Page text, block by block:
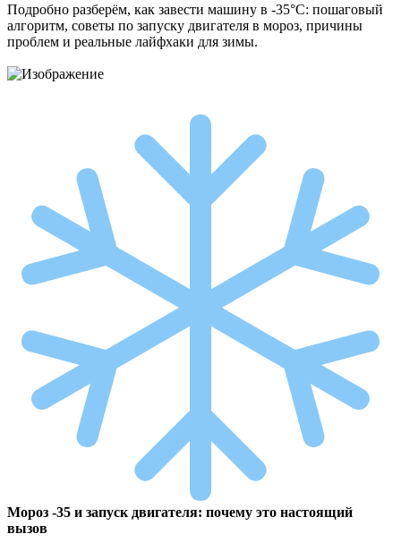
Подробно разберём, как завести машину в -35°C: пошаговый
алгоритм, советы по запуску двигателя в мороз, причины
проблем и реальные лайфхаки для зимы.
Мороз -35 и запуск двигателя: почему это настоящий
вызов